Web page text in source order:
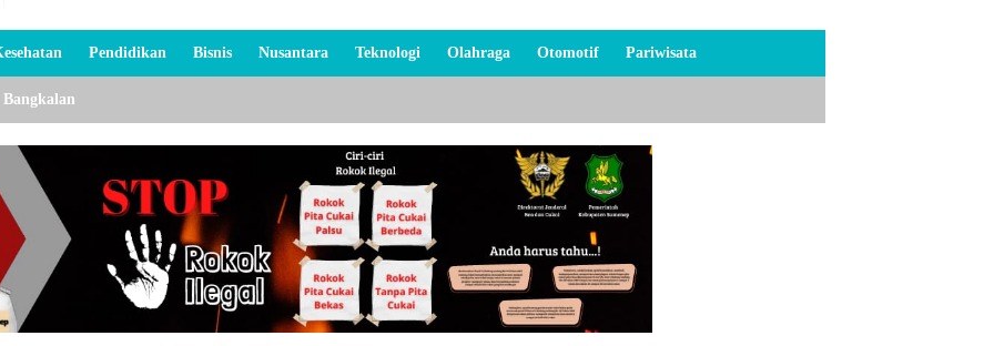
Pendidikan Bisnis Nusantara Teknologi Olahraga Otomotif Pariwisata
Bangkalan